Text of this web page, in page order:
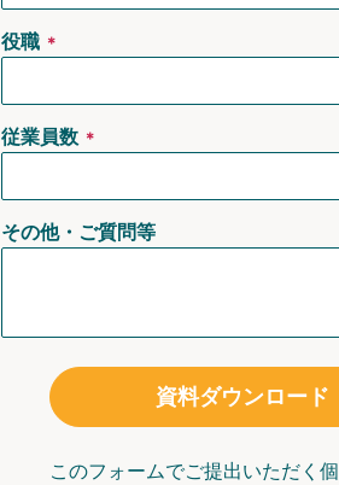
役職 ＊
従業員数 ＊
その他・ご質問等
資料ダウンロード
このフォームでご提出いただく個